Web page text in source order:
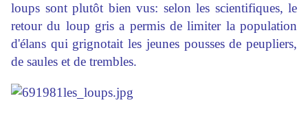
loups sont plutôt bien vus: selon les scientifiques, le
retour du loup gris a permis de limiter la population
d'élans qui grignotait les jeunes pousses de peupliers,
de saules et de trembles.